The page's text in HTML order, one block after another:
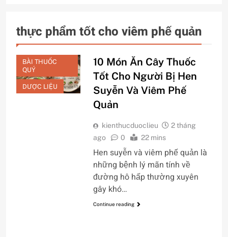
thực phẩm tốt cho viêm phế quản
BÀI THUỐC
QUÝ
DƯỢC LIỆU
10 Món Ăn Cây Thuốc
Tốt Cho Người Bị Hen
Suyễn Và Viêm Phế
Quản
kienthucduoclieu
2 tháng
ago
0 22 mins
Hen suyễn và viêm phế quản là
những bệnh lý mãn tính về
đường hô hấp thường xuyên
gây khó…
Continue reading